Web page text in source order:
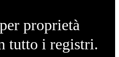
proprietà
tutto i registri.